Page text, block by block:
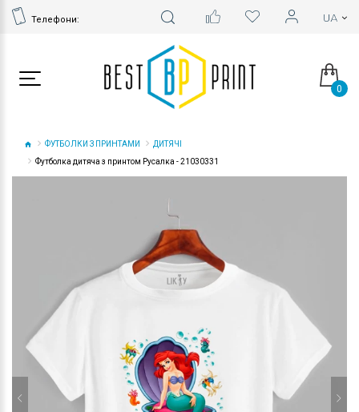
Телефони:
0
ФУТБОЛКИ З ПРИНТАМИ
ДИТЯЧІ
Футболка дитяча з принтом Русалка - 21030331